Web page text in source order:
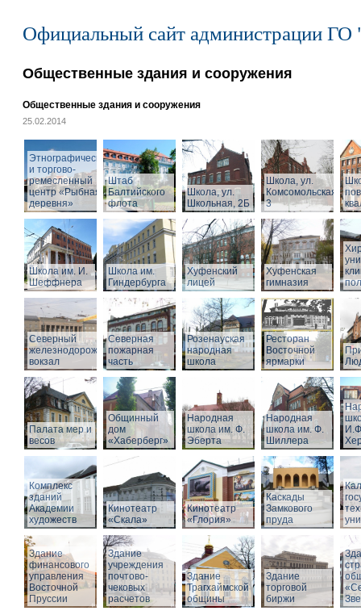
Официальный сайт администрации ГО
Общественные здания и сооружения
Общественные здания и сооружения
25.02.2014
Этнографический
и торгово-
ремесленный
центр «Рыбная
деревня»
Штаб
Балтийского
флота
Школа, ул.
Школьная, 2Б
Школа, ул.
Комсомольская,
3
Школа им. И.
Шеффнера
Школа им.
Гиндербурга
Хуфенский
лицей
Хуфенская
гимназия
Северный
железнодорожный
вокзал
Северная
пожарная
часть
Розенауская
народная
школа
Ресторан
Восточной
ярмарки
Палата мер и
весов
Общинный
дом
«Хаберберг»
Народная
школа им. Ф.
Эберта
Народная
школа им. Ф.
Шиллера
Комплекс
зданий
Академии
художеств
Кинотеатр
«Скала»
Кинотеатр
«Глория»
Каскады
Замкового
пруда
Здание
финансового
управления
Восточной
Пруссии
Здание
учреждения
почтово-
чековых
расчетов
Здание
Трагхаймской
общины
Здание
торговой
биржи